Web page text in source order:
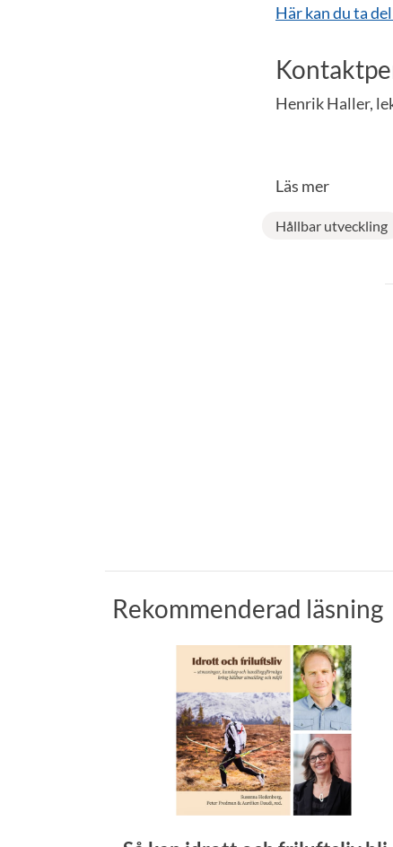
Här kan du ta
Henrik Haller,
Läs mer
Hållbar utveckling
Rekommenderad läsning